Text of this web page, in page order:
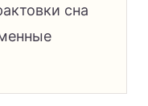
сна